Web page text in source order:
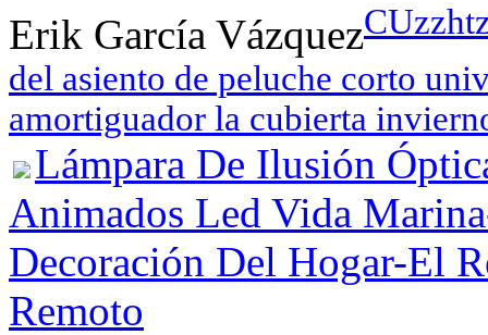
Erik García Vázquez
del asiento de peluche corto
amortiguador la cubierta
Lámpara De Ilusión
Animados Led Vida
Decoración Del Hogar-El
Remoto